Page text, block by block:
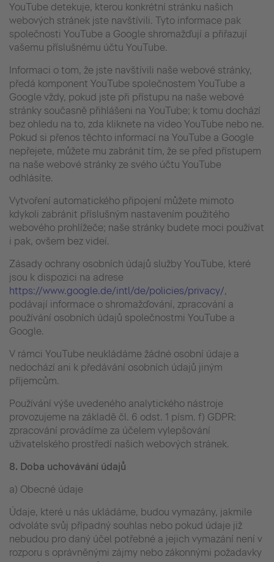
YouTube detekuje, kterou konkrétní stránku našich
webových stránek jste navštívili. Tyto informace pak
společnosti YouTube a Google shromažďují a přiřazují
vašemu příslušnému účtu YouTube.
Informaci o tom, že jste navštívili naše webové stránky,
předá komponent YouTube společnostem YouTube a
Google vždy, pokud jste při přístupu na naše webové
stránky současně přihlášeni na YouTube; k tomu dochází
bez ohledu na to, zda kliknete na video YouTube nebo ne.
Pokud si přenos těchto informací na YouTube a Google
nepřejete, můžete mu zabránit tím, že se před přístupem
na naše webové stránky ze svého účtu YouTube
odhlásíte.
Vytvoření automatického připojení můžete mimoto
kdykoli zabránit příslušným nastavením použitého
webového prohlížeče; naše stránky budete moci používat
i pak, ovšem bez videí.
Zásady ochrany osobních údajů služby YouTube, které
jsou k dispozici na adrese
https://www.google.de/intl/de/policies/privacy/,
podávají informace o shromažďování, zpracování a
používání osobních údajů společnostmi YouTube a
Google.
V rámci YouTube neukládáme žádné osobní údaje a
nedochází ani k předávání osobních údajů jiným
příjemcům.
Používání výše uvedeného analytického nástroje
provozujeme na základě čl. 6 odst. 1 písm. f) GDPR:
zpracování provádíme za účelem vylepšování
uživatelského prostředí našich webových stránek.
8. Doba uchovávání údajů
a) Obecné údaje
Údaje, které u nás ukládáme, budou vymazány, jakmile
odvoláte svůj případný souhlas nebo pokud údaje již
nebudou pro daný účel potřebné a jejich vymazání není v
rozporu s oprávněnými zájmy nebo zákonnými požadavky